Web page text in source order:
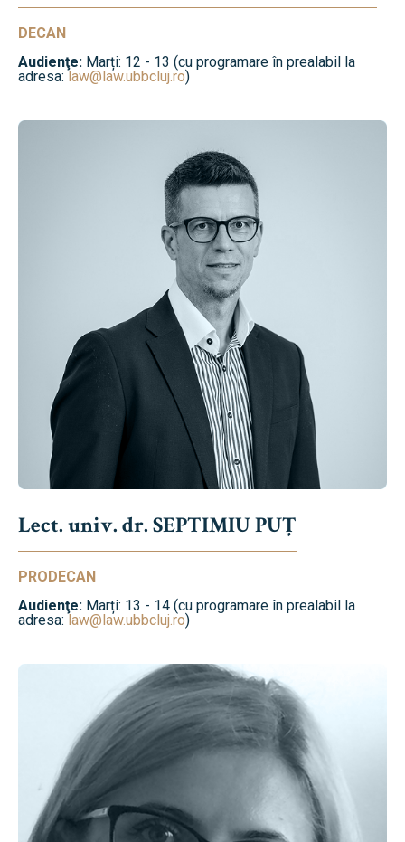
DECAN
Audienţe: Marți: 12 - 13 (cu programare în prealabil la
adresa:law@law.ubbcluj.ro)
Lect. univ. dr. SEPTIMIU PUȚ
PRODECAN
Audienţe: Marți: 13 - 14 (cu programare în prealabil la
adresa:law@law.ubbcluj.ro)